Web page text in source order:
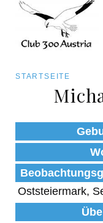
zum
Inhalt
STARTSEITE
Oststeiermark,
Art/Species
Kategorie für die